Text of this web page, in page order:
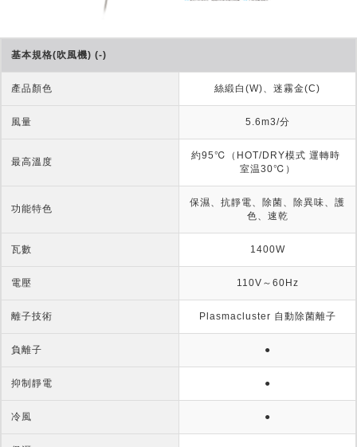
基本規格(吹風機) (-)
產品顏色 絲緞白(W)、迷霧金(C)
風量 5.6m3/分
最高溫度
約95℃（HOT/DRY模式 運轉時
室温30℃）
功能特色
保濕、抗靜電、除菌、除異味、護
色、速乾
瓦數 1400W
電壓 110V～60Hz
離子技術 Plasmacluster 自動除菌離子
負離子 ●
抑制靜電 ●
冷風 ●